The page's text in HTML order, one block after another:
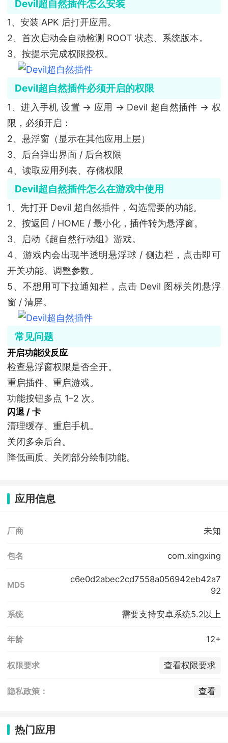
Devil超自然插件怎么安装
1、安装 APK 后打开应用。
2、首次启动会自动检测 ROOT 状态、系统版本。
3、按提示完成权限授权。
Devil超自然插件必须开启的权限
1、进入手机 设置 → 应用 → Devil 超自然插件 → 权
限，必须开启：
2、悬浮窗（显示在其他应用上层）
3、后台弹出界面 / 后台权限
4、读取应用列表、存储权限
Devil超自然插件怎么在游戏中使用
1、先打开 Devil 超自然插件，勾选需要的功能。
2、按返回 / HOME / 最小化，插件转为悬浮窗。
3、启动《超自然行动组》游戏。
4、游戏内会出现半透明悬浮球 / 侧边栏，点击即可
开关功能、调整参数。
5、不想用可下拉通知栏，点击 Devil 图标关闭悬浮
窗 / 清屏。
常见问题
开启功能没反应
检查悬浮窗权限是否全开。
重启插件、重启游戏。
功能按钮多点 1–2 次。
闪退 / 卡
清理缓存、重启手机。
关闭多余后台。
降低画质、关闭部分绘制功能。
应用信息
厂商 未知
包名 com.xingxing
MD5
c6e0d2abec2cd7558a056942eb42a7
92
系统 需要支持安卓系统5.2以上
年龄 12+
权限要求 查看权限要求
隐私政策： 查看
热门应用